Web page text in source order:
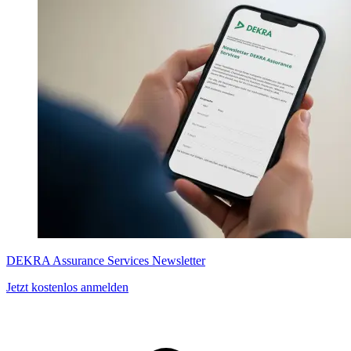
DEKRA Assurance Services Newsletter
Jetzt kostenlos anmelden